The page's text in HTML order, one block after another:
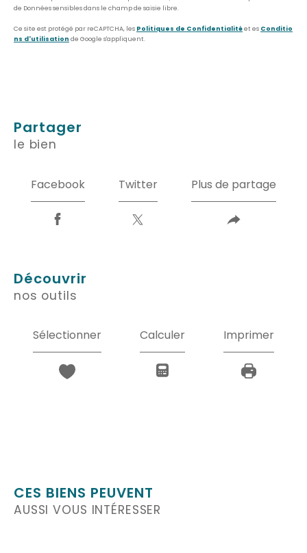
de Données sensibles dans le champ de saisie libre.
Ce site est protégé par reCAPTCHA, les Politiques de Confidentialitéet es Conditio
ns d'utilisation de Google s'appliquent.
partager
le bien
Facebook Twitter Plus de partage
découvrir
nos outils
Sélectionner Calculer Imprimer
CES BIENS PEUVENT
AUSSI VOUS INTÉRESSER